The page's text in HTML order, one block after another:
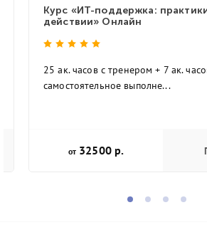
Курс «ИТ-поддержка:
действии» Онлайн
25 ак. часов с тренером + 7 ак.
самостоятельное выполне...
от 32500 р.